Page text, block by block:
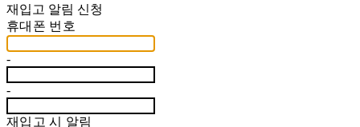
재입고 알림 신청
휴대폰 번호
-
-
재입고 시 알림